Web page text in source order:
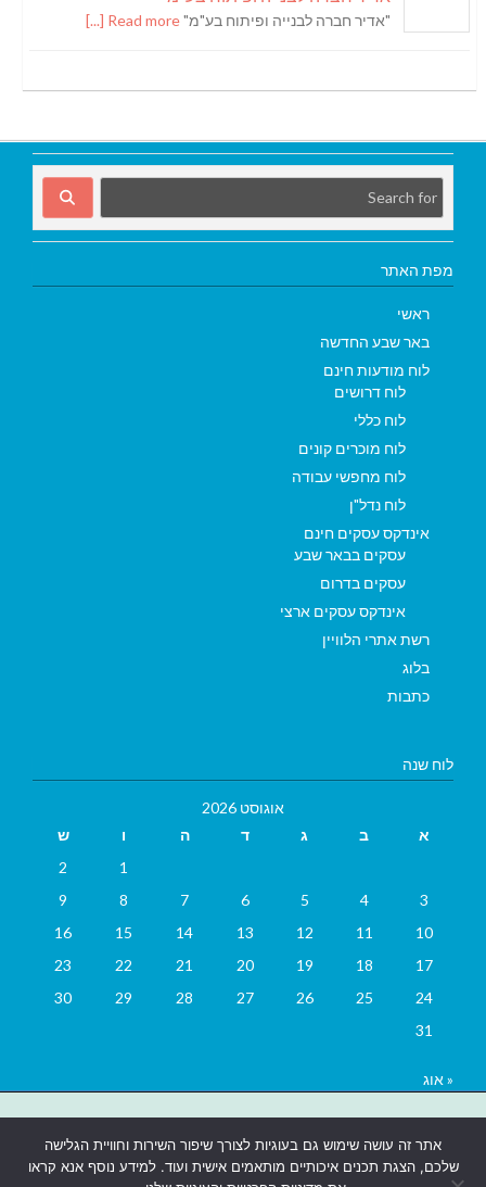
"אדיר חברה לבנייה ופיתוח בע"מ"Read more [...]
אתר זה עושה שימוש גם בעוגיות לצורך שיפור השירות וחוויית הגלישה
שלכם, הצגת תכנים איכותיים מותאמים אישית ועוד. למידע נוסף אנא קראו
מפת האתר
ראשי
באר שבע החדשה
לוח מודעות חינם
לוח דרושים
לוח כללי
לוח מוכרים קונים
לוח מחפשי עבודה
לוח נדל"ן
אינדקס עסקים חינם
עסקים בבאר שבע
עסקים בדרום
אינדקס עסקים ארצי
רשת אתרי הלוויין
בלוג
כתבות
לוח שנה
אוגוסט 2026
א
ב ג ד ה ו
ש
1
2
3
4
5
6
7
8
9
10
11
12
13
14
15
16
17
18
19
20
21
22
23
24
25
26
27
28
29
30
31
« אוג
אתרים בבאר שבע|